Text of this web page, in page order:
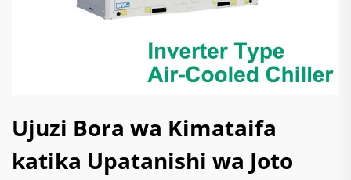
Ujuzi Bora wa Kimataifa
katika Upatanishi wa Joto